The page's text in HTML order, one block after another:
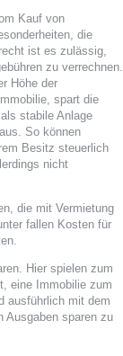
Kauf von
die
ist es zulässig,
zu verrechnen.
Höhe der
spart die
stabile Anlage
So können
Besitz steuerlich
nicht
die mit Vermietung
fallen Kosten für
Hier spielen zum
eine Immobilie zum
ausführlich mit dem
Ausgaben sparen zu